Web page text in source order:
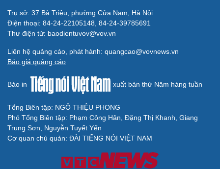
Trụ sở: 37 Bà Triệu, phường Cửa Nam, Hà Nội
Điện thoại: 84-24-22105148, 84-24-39785691
Thư điện tử: baodientuvov@vov.vn
Liên hệ quảng cáo, phát hành: quangcao@vovnews.vn
Báo giá quảng cáo
Báo in xuất bản thứ Năm hàng tuần
Tổng Biên tập: NGÔ THIỆU PHONG
Phó Tổng Biên tập: Phạm Công Hân, Đặng Thị Khanh, Giang
Trung Sơn, Nguyễn Tuyết Yến
Cơ quan chủ quản: ĐÀI TIẾNG NÓI VIỆT NAM